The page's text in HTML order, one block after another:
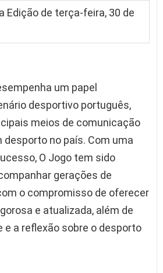
um papel
desportivo português,
meios de comunicação
no país. Com uma
O Jogo tem sido
gerações de
o compromisso de oferecer
e atualizada, além de
e a reflexão sobre o desporto